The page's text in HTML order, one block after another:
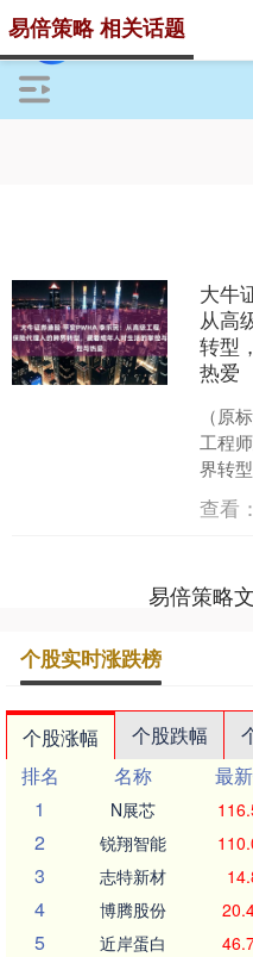
易倍策略 相关话题
大牛
从高
转型
热爱
（原
工程
界转
活的
大学
查看
易倍策略
个股实时涨跌榜
个股涨幅 个股跌幅
排名
名称 最
1
N展芯
2 锐翔智能
3 志特新材
4 博腾股份
5 近岸蛋白